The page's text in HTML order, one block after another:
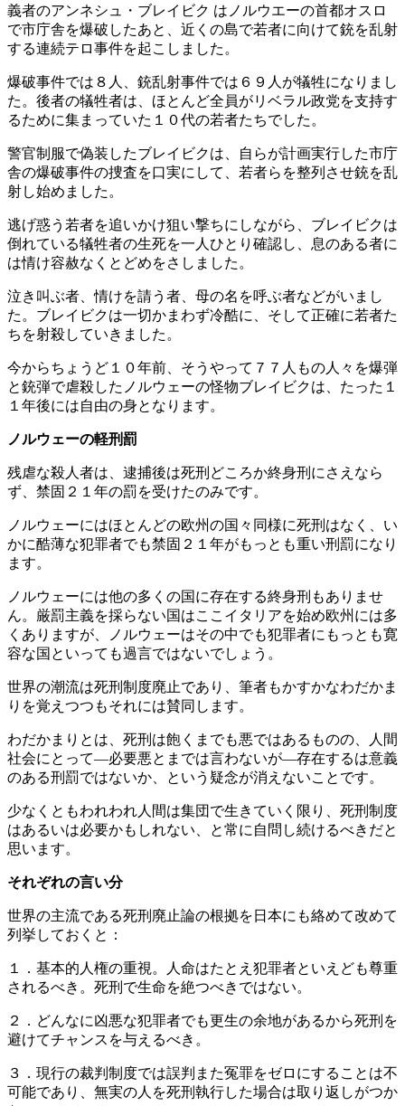
義者のアンネシュ・ブレイビク はノルウエーの首都オスロ
で市庁舎を爆破したあと、近くの島で若者に向けて銃を乱射
する連続テロ事件を起こしました。
爆破事件では８人、銃乱射事件では６９人が犠牲になりまし
た。後者の犠牲者は、ほとんど全員がリベラル政党を支持す
るために集まっていた１０代の若者たちでした。
警官制服で偽装したブレイビクは、自らが計画実行した市庁
舎の爆破事件の捜査を口実にして、若者らを整列させ銃を乱
射し始めました。
逃げ惑う若者を追いかけ狙い撃ちにしながら、ブレイビクは
倒れている犠牲者の生死を一人ひとり確認し、息のある者に
は情け容赦なくとどめをさしました。
泣き叫ぶ者、情けを請う者、母の名を呼ぶ者などがいまし
た。ブレイビクは一切かまわず冷酷に、そして正確に若者た
ちを射殺していきました。
今からちょうど１０年前、そうやって７７人もの人々を爆弾
と銃弾で虐殺したノルウェーの怪物ブレイビクは、たった１
１年後には自由の身となります。
ノルウェーの軽刑罰
残虐な殺人者は、逮捕後は死刑どころか終身刑にさえなら
ず、禁固２１年の罰を受けたのみです。
ノルウェーにはほとんどの欧州の国々同様に死刑はなく、い
かに酷薄な犯罪者でも禁固２１年がもっとも重い刑罰になり
ます。
ノルウェーには他の多くの国に存在する終身刑もありませ
ん。厳罰主義を採らない国はここイタリアを始め欧州には多
くありますが、ノルウェーはその中でも犯罪者にもっとも寛
容な国といっても過言ではないでしょう。
世界の潮流は死刑制度廃止であり、筆者もかすかなわだかま
りを覚えつつもそれには賛同します。
わだかまりとは、死刑は飽くまでも悪ではあるものの、人間
社会にとって―必要悪とまでは言わないが―存在するは意義
のある刑罰ではないか、という疑念が消えないことです。
少なくともわれわれ人間は集団で生きていく限り、死刑制度
はあるいは必要かもしれない、と常に自問し続けるべきだと
思います。
それぞれの言い分
世界の主流である死刑廃止論の根拠を日本にも絡めて改めて
列挙しておくと：
１．基本的人権の重視。人命はたとえ犯罪者といえども尊重
されるべき。死刑で生命を絶つべきではない。
２．どんなに凶悪な犯罪者でも更生の余地があるから死刑を
避けてチャンスを与えるべき。
３．現行の裁判制度では誤判また冤罪をゼロにすることは不
可能であり、無実の人を死刑執行した場合は取り返しがつか